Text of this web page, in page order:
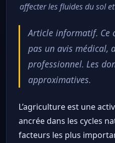
affecter les fluides du sol
Article informatif. Ce
pas un avis médical,
professionnel. Les
approximatives.
L’agriculture est une
ancrée dans les cycles
facteurs les plus